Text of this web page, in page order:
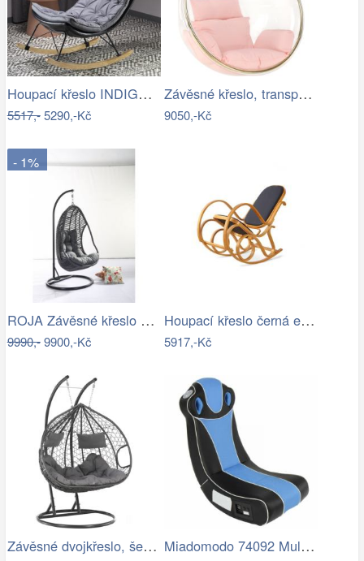
Houpací křeslo INDIGO Halmar
5517,-5290,-Kč
Závěsné křeslo, transparentní/zlatá…
9050,-Kč
- 1%
ROJA Závěsné křeslo CALI antracit
9990,-9900,-Kč
Houpací křeslo černá ekokůže - AT
5917,-Kč
Závěsné dvojkřeslo, šedá, DALVEA 2 NEW… Miadomodo 74092 Multimediální křeslo,…